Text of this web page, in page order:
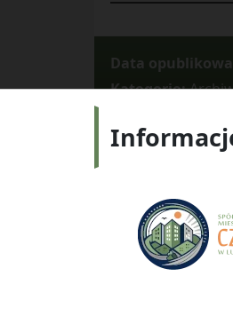
Data
Kategorie: